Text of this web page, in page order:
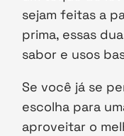
sejam feitas a
prima, essas
sabor e usos
Se você já se
escolha para
aproveitar o